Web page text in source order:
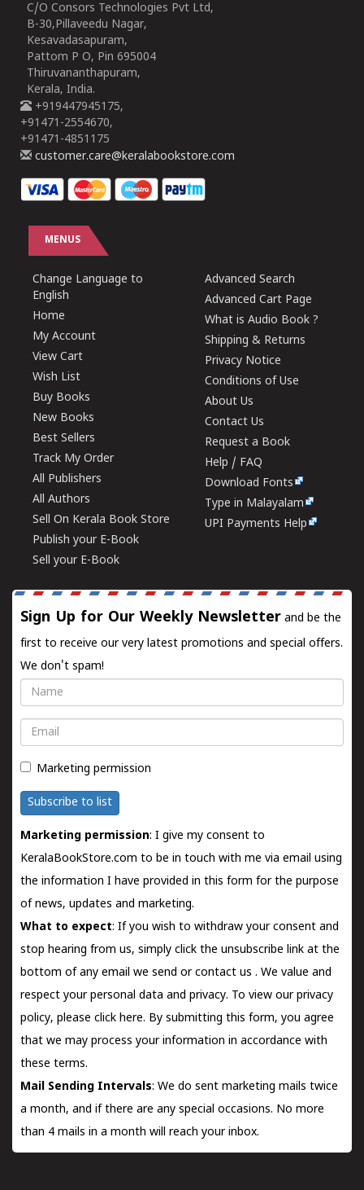
C/O Consors Technologies Pvt Ltd,
B-30,Pillaveedu Nagar,
Kesavadasapuram,
Pattom P O, Pin 695004
Thiruvananthapuram,
Kerala, India.
+919447945175,
+91471-2554670,
+91471-4851175
customer.care@keralabookstore.com
MENUS
Change Language to
English
Home
My Account
View Cart
Wish List
Buy Books
New Books
Best Sellers
Track My Order
All Publishers
All Authors
Sell On Kerala Book Store
Publish your E-Book
Sell your E-Book
Advanced Search
Advanced Cart Page
What is Audio Book ?
Shipping & Returns
Privacy Notice
Conditions of Use
About Us
Contact Us
Request a Book
Help / FAQ
Download Fonts
Type in Malayalam
UPI Payments Help
Sign Up for Our Weekly Newsletter and be the
first to receive our very latest promotions and special offers.
We don't spam!
Name
Email
Marketing permission
Subscribe to list
Marketing permission: I give my consent to
KeralaBookStore.com to be in touch with me via email using
the information I have provided in this form for the purpose
of news, updates and marketing.
What to expect: If you wish to withdraw your consent and
stop hearing from us, simply click the unsubscribe link at the
bottom of any email we send orcontact us . We value and
respect your personal data and privacy. To view our privacy
policy, please click here. By submitting this form, you agree
that we may process your information in accordance with
these terms.
Mail Sending Intervals: We do sent marketing mails twice
a month, and if there are any special occasions. No more
than 4 mails in a month will reach your inbox.